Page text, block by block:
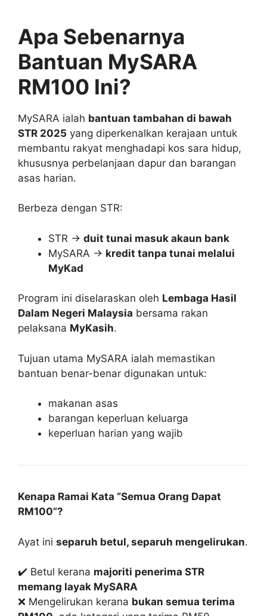
Apa Sebenarnya
Bantuan MySARA
RM100 Ini?
MySARA ialah bantuan tambahan di bawah
STR 2025 yang diperkenalkan kerajaan untuk
membantu rakyat menghadapi kos sara hidup,
khususnya perbelanjaan dapur dan barangan
asas harian.
Berbeza dengan STR:
STR → duit tunai masuk akaun bank
MySARA → kredit tanpa tunai melalui
MyKad
Program ini diselaraskan oleh Lembaga Hasil
Dalam Negeri Malaysia bersama rakan
pelaksana MyKasih.
Tujuan utama MySARA ialah memastikan
bantuan benar-benar digunakan untuk:
makanan asas
barangan keperluan keluarga
keperluan harian yang wajib
Kenapa Ramai Kata “Semua Orang Dapat
RM100”?
Ayat ini separuh betul, separuh mengelirukan.
✔️ Betul kerana majoriti penerima STR
memang layak MySARA
❌ Mengelirukan kerana bukan semua terima